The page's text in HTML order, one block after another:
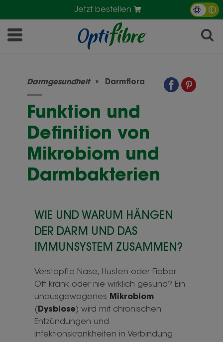
Jetzt bestellen
Darmgesundheit Darmflora
Funktion und
Definition von
Mikrobiom und
Darmbakterien
WIE UND WARUM HÄNGEN
DER DARM UND DAS
IMMUNSYSTEM ZUSAMMEN?
Verstopfte Nase, Husten oder Fieber.
Oft krank oder nie wirklich gesund? Ein
unausgewogenes Mikrobiom
( Dysbiose) wird mit chronischen
Entzündungen und
Infektionskrankheiten in Verbindung